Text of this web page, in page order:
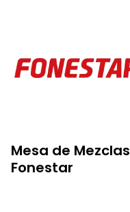
Mesa de Mezclas
Fonestar